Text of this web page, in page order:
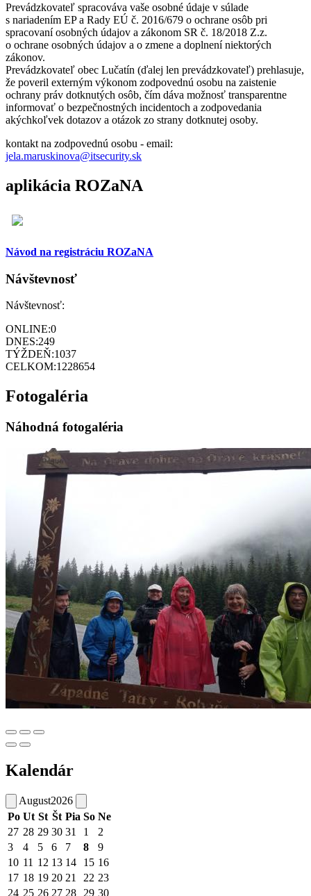
Prevádzkovateľ spracováva vaše osobné údaje v súlade
s nariadením EP a Rady EÚ č. 2016/679 o ochrane osôb pri
spracovaní osobných údajov a zákonom SR č. 18/2018 Z.z.
o ochrane osobných údajov a o zmene a doplnení niektorých
zákonov.
Prevádzkovateľ obec Lučatín (ďalej len prevádzkovateľ) prehlasuje,
že poveril externým výkonom zodpovednú osobu na zaistenie
ochrany práv dotknutých osôb, čím dáva možnosť transparentne
informovať o bezpečnostných incidentoch a zodpovedania
akýchkoľvek dotazov a otázok zo strany dotknutej osoby.
kontakt na zodpovednú osobu - email:
jela.maruskinova@itsecurity.sk
aplikácia ROZaNA
Návod na registráciu ROZaNA
Návštevnosť
Návštevnosť:
ONLINE:0
DNES:249
TÝŽDEŇ:1037
CELKOM:1228654
Fotogaléria
Náhodná fotogaléria
Kalendár
August2026
Po Ut St Št Pia So Ne
27 28 29 30 31 1
2
3
4 5 6 7 8
9
10 11 12 13 14 15 16
17 18 19 20 21 22 23
24 25 26 27 28 29 30